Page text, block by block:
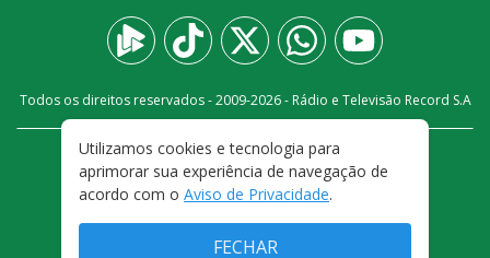
Todos os direitos reservados - 2009-2026- Rádio e Televisão Record S.A
FALE CONOSCO
PRIVACIDADE
TERMOS E CONDIÇÕES DE USO
Utilizamos cookies e tecnologia para
aprimorar sua experiência de navegação de
acordo com o Aviso de Privacidade.
FECHAR